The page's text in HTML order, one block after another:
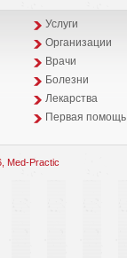
Услуги
Организации
Врачи
Болезни
Лекарства
Первая помощь
Med-Practic